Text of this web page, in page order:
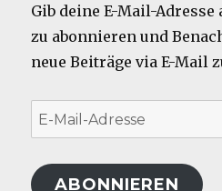
Gib deine E-Mail-Adresse
zu abonnieren und
neue Beiträge via E-Mail
E-
Mail-
Adresse
ABONNIEREN